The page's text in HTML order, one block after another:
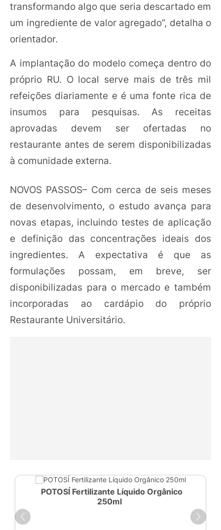
transformando algo que seria descartado em
um ingrediente de valor agregado”, detalha o
orientador.
A implantação do modelo começa dentro do
próprio RU. O local serve mais de três mil
refeições diariamente e é uma fonte rica de
insumos para pesquisas. As receitas
aprovadas devem ser ofertadas no
restaurante antes de serem disponibilizadas
à comunidade externa.
NOVOS PASSOS– Com cerca de seis meses
de desenvolvimento, o estudo avança para
novas etapas, incluindo testes de aplicação
e definição das concentrações ideais dos
ingredientes. A expectativa é que as
formulações possam, em breve, ser
disponibilizadas para o mercado e também
incorporadas ao cardápio do próprio
Restaurante Universitário.
POTOSÍ Fertilizante Líquido Orgânico
250ml